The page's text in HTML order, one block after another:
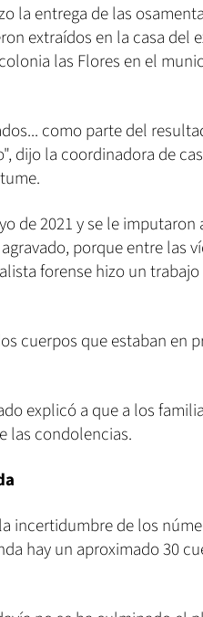
la entrega de las
extraídos en la casa del
las Flores en el
como parte del
dijo la coordinadora de
de 2021 y se le imputaron
porque entre las
forense hizo un
cuerpos que estaban en
explicó a que a los
las condolencias.
incertidumbre de los
hay un aproximado 30